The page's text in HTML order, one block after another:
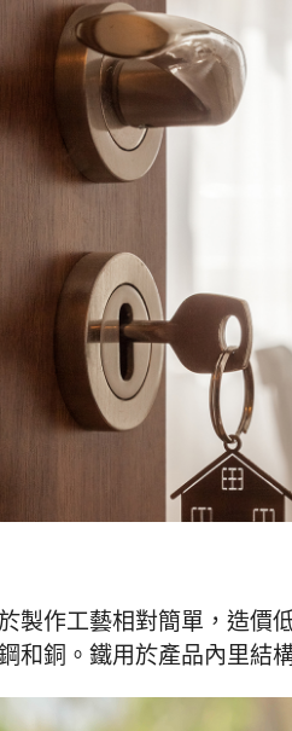
製作工藝相對簡單，造價
和銅。鐵用於產品內里結